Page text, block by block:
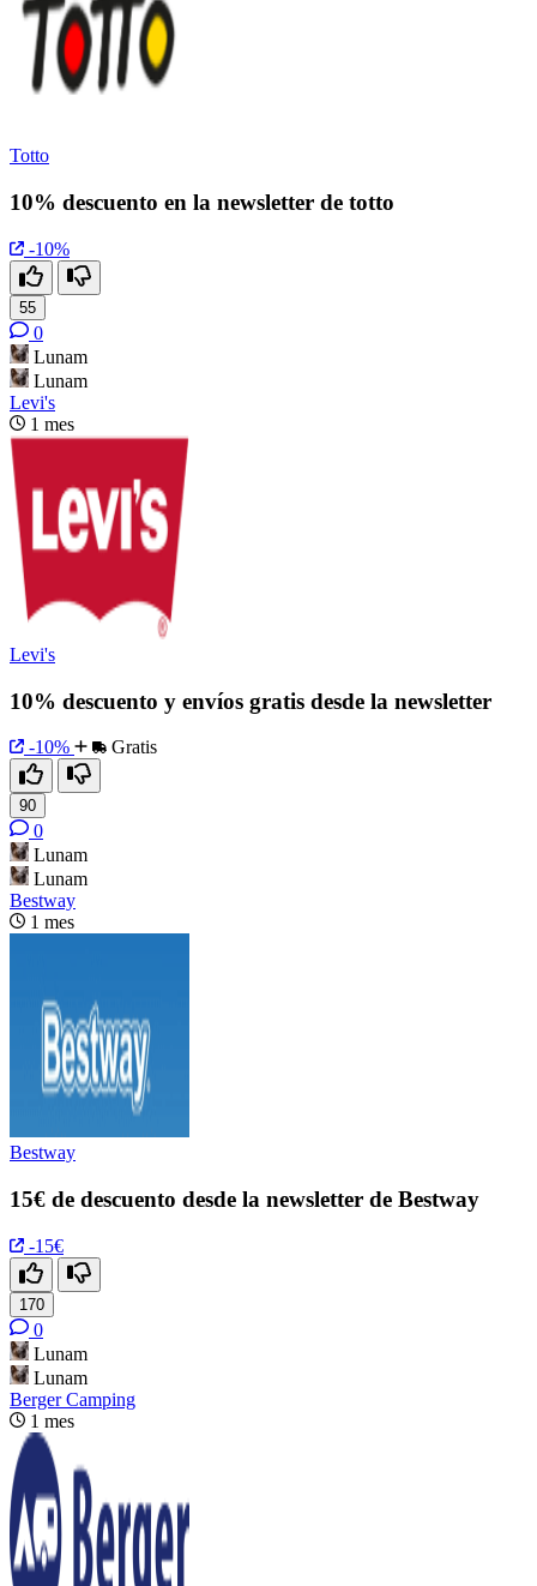
Totto
10% descuento en la newsletter de totto
-10%
55
0
Lunam
Lunam
Levi's
1 mes
Levi's
10% descuento y envíos gratis desde la newsletter
-10% Gratis
90
0
Lunam
Lunam
Bestway
1 mes
Bestway
15€ de descuento desde la newsletter de Bestway
-15€
170
0
Lunam
Lunam
Berger Camping
1 mes